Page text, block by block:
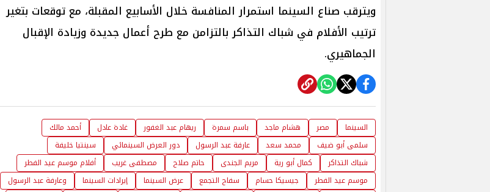
ويترقب صناع السينما استمرار المنافسة خلال الأسابيع المقبلة، مع توقعات بتغير
ترتيب الأفلام في شباك التذاكر بالتزامن مع طرح أعمال جديدة وزيادة الإقبال
الجماهيري.
السينما مصر هشام ماجد باسم سمرة ريهام عبد الغفور غادة عادل
أحمد مالك
سلمى أبو ضيف
محمد سعد عارفة عبد الرسول دور العرض السينمائي
سينتيا خليفة
شباك التذاكر
كمال أبو رية مريم الجندى حاتم صلاح مصطفى غريب
أفلام موسم عيد الفطر
موسم عيد الفطر
جيسيكا حسام سفاح التجمع عرض السينما إيرادات السينما
وعارفة عبد الرسول